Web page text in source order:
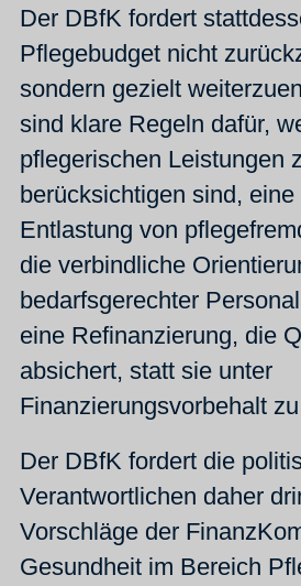
Der DBfK fordert
Pflegebudget nicht
sondern gezielt
sind klare Regeln dafür,
pflegerischen Leistungen
berücksichtigen sind,
Entlastung von
die verbindliche
bedarfsgerechter
eine Refinanzierung, die
absichert, statt sie unter
Finanzierungsvorbehalt
Der DBfK fordert die
Verantwortlichen daher
Vorschläge der
Gesundheit im Bereich